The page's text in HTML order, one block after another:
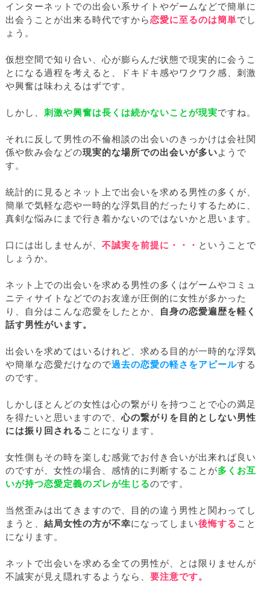
インターネットでの出会い系サイトやゲームなどで簡単に
出会うことが出来る時代ですから恋愛に至るのは簡単でし
ょう。
仮想空間で知り合い、心が膨らんだ状態で現実的に会うこ
とになる過程を考えると、ドキドキ感やワクワク感、刺激
や興奮は味わえるはずです。
しかし、 刺激や興奮は長くは続かないことが現実ですね。
それに反して男性の不倫相談の出会いのきっかけは会社関
係や飲み会などの現実的な場所での出会いが多いようで
す。
統計的に見るとネット上で出会いを求める男性の多くが、
簡単で気軽な恋や一時的な浮気目的だったりするために、
真剣な悩みにまで行き着かないのではないかと思います。
口には出しませんが、 不誠実を前提に・・・ ということで
しょうか。
ネット上での出会いを求める男性の多くはゲームやコミュ
ニティサイトなどでのお友達が圧倒的に女性が多かった
り、自分はこんな恋愛をしたとか、
自身の恋愛遍歴を軽く
話す男性がいます。
出会いを求めてはいるけれど、求める目的が一時的な浮気
や簡単な恋愛だけなので過去の恋愛の軽さをアピールする
のです。
しかしほとんどの女性は心の繋がりを持つことで心の満足
を得たいと思いますので、心の繋がりを目的としない男性
には振り回される ことになります。
女性側もその時を楽しむ感覚でお付き合いが出来れば良い
のですが、女性の場合、感情的に判断することが多くお互
いが持つ恋愛定義のズレが生じるのです。
当然歪みは出てきますので、目的の違う男性と関わってし
まうと、 結局女性の方が不幸になってしまい後悔する こと
になります。
ネットで出会いを求める全ての男性が、とは限りませんが
不誠実が見え隠れするようなら、 要注意です。